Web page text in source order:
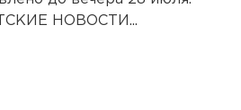
НОВОСТИ...